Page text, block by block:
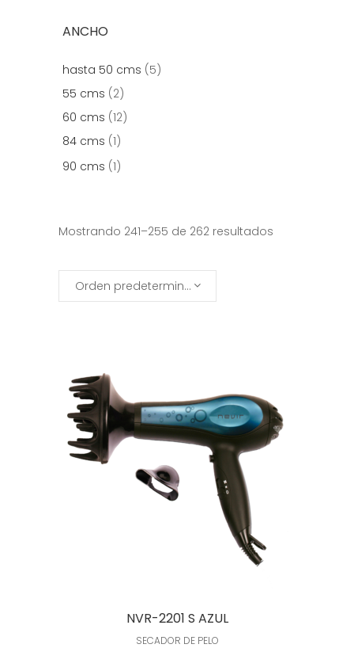
ANCHO
hasta 50 cms (5)
55 cms (2)
60 cms (12)
84 cms (1)
90 cms (1)
Mostrando 241–255 de 262 resultados
Orden predeterminado
NVR-2201 S AZUL
SECADOR DE PELO